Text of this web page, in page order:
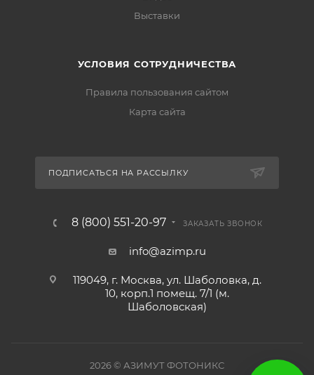
Выставки
УСЛОВИЯ СОТРУДНИЧЕСТВА
Правила пользования сайтом
Карта сайта
ПОДПИСАТЬСЯ НА РАССЫЛКУ
8 (800) 551-20-97 ЗАКАЗАТЬ ЗВОНОК
info@azimp.ru
119049, г. Москва, ул. Шаболовка, д.
10, корп.1 помещ. 7/1 (м.
Шаболовская)
2026© АЗИМУТ ФОТОНИКС